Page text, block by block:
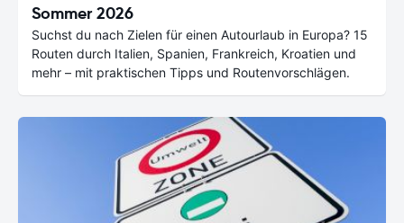
Sommer 2026
Suchst du nach Zielen für einen Autourlaub in Europa? 15
Routen durch Italien, Spanien, Frankreich, Kroatien und
mehr – mit praktischen Tipps und Routenvorschlägen.